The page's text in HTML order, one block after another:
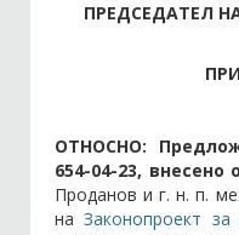
Членове
ПРЕДСЕДАТЕЛ
ОТНОСНО:
654-04-23, внесено
Проданов и г. н. п.
наЗаконопроект